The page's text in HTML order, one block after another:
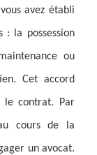
avez établi
: la possession
ou
Cet accord
contrat. Par
cours de la
un avocat.